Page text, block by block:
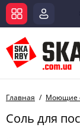
Главная Моющие
Соль для